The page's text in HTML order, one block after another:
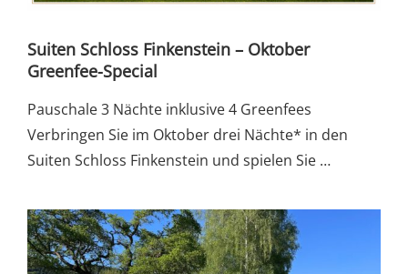
Suiten Schloss Finkenstein – Oktober
Greenfee-Special
Pauschale 3 Nächte inklusive 4 Greenfees
Verbringen Sie im Oktober drei Nächte* in den
Suiten Schloss Finkenstein und spielen Sie …